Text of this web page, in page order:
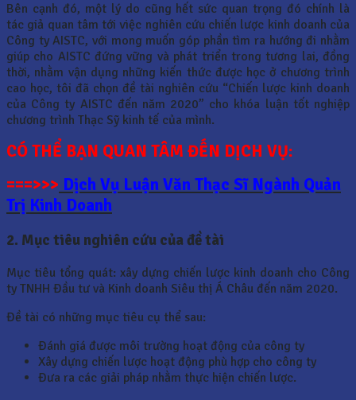
Bên cạnh đó, một lý do cũng hết sức quan trọng đó chính là
tác giả quan tâm tới việc nghiên cứu chiến lược kinh doanh của
Công ty AISTC, với mong muốn góp phần tìm ra hướng đi nhằm
giúp cho AISTC đứng vững và phát triển trong tương lai, đồng
thời, nhằm vận dụng những kiến thức được học ở chương trình
cao học, tôi đã chọn đề tài nghiên cứu “Chiến lược kinh doanh
của Công ty AISTC đến năm 2020” cho khóa luận tốt nghiệp
chương trình Thạc Sỹ kinh tế của mình.
CÓ THỂ BẠN QUAN TÂM ĐẾN DỊCH VỤ:
===>>> Dịch Vụ Luận Văn Thạc Sĩ Ngành Quản
Trị Kinh Doanh
2. Mục tiêu nghiên cứu của đề tài
Mục tiêu tổng quát: xây dựng chiến lược kinh doanh cho Công
ty TNHH Đầu tư và Kinh doanh Siêu thị Á Châu đến năm 2020.
Đề tài có những mục tiêu cụ thể sau:
Đánh giá được môi trường hoạt động của công ty
Xây dựng chiến lược hoạt động phù hợp cho công ty
Đưa ra các giải pháp nhằm thực hiện chiến lược.